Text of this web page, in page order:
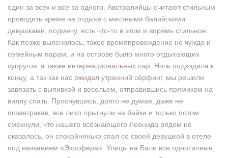
один за всех и все за одного. Австралийцы считают стильным
проводить время на отдыхе с местными балийскими
девушками, подмечу, есть что-то в этом и впрямь стильное.
Как позже выяснилось, такое времяпровождение не чуждо и
семейным парам, и на острове было много отдыхающих
супругов, а также интернациональных пар. Ночь подходила к
концу, а так как нас ожидал утренний сёрфинг, мы решили
завязать с выпивкой и весельем, отправившись прямиком на
виллу спать. Проснувшись, долго не думая, даже не
позавтракав, все лихо прыгнули на байки и только потом
смекнули, что нашего всёзнающего Леонида рядом не
оказалось, он спокойненько спал со своей девушкой в отеле
под названием «Экосфера». Улицы на Бали все однотипные,